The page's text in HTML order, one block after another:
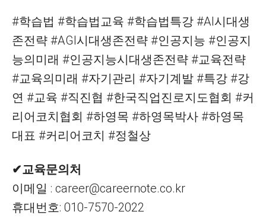
#학습법 #학습법교육 #학습법특강 #AI시대생
존전략 #AGI시대생존전략 #인공지능 #인공지
능의미래 #인공지능시대생존전략 #교육전략
#교육의미래 #자기관리 #자기계발 #특강 #강
연 #교육 #직진협 #한국직업진로지도협회 #커
리어코치협회 #하영목 #하영목박사 #하영목
대표 #커리어코치 #정철상
✔교육문의처
이메일 : career@careernote.co.kr
휴대번호: 010-7570-2022